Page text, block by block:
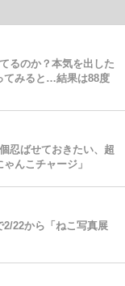
るのか？本気を出した
てみると…結果は88度
忍ばせておきたい、超
んこチャージ」
22から「ねこ写真展